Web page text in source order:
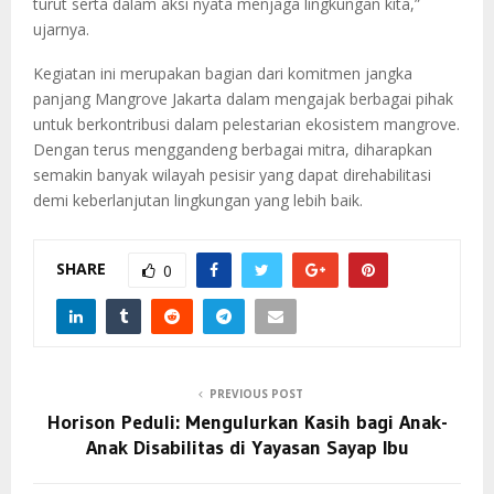
turut serta dalam aksi nyata menjaga lingkungan kita,”
ujarnya.
Kegiatan ini merupakan bagian dari komitmen jangka
panjang Mangrove Jakarta dalam mengajak berbagai pihak
untuk berkontribusi dalam pelestarian ekosistem mangrove.
Dengan terus menggandeng berbagai mitra, diharapkan
semakin banyak wilayah pesisir yang dapat direhabilitasi
demi keberlanjutan lingkungan yang lebih baik.
SHARE 0
PREVIOUS POST
Horison Peduli: Mengulurkan Kasih bagi Anak-
Anak Disabilitas di Yayasan Sayap Ibu